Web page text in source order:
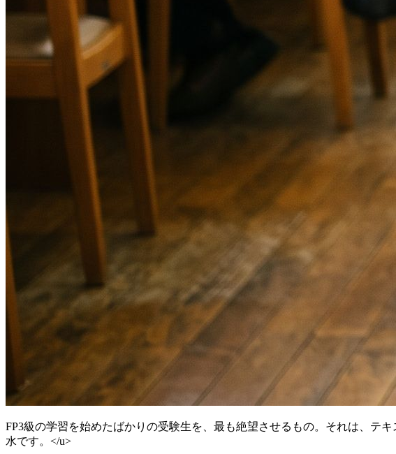
FP3級の学習を始めたばかりの受験生を、最も絶望させるもの。それは、テ
水です。</u>